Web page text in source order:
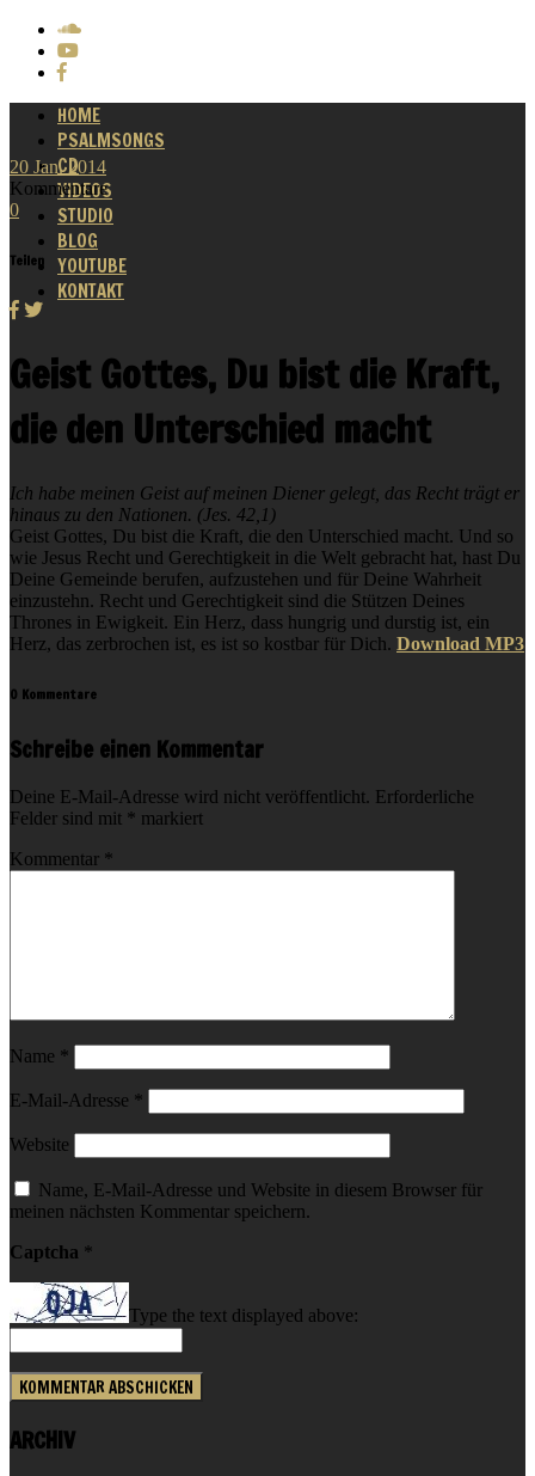
HOME
PSALMSONGS
CD
VIDEOS
STUDIO
BLOG
YOUTUBE
KONTAKT
20 Jan. 2014
Kommentare
0
Teilen
Geist Gottes, Du bist die Kraft,
die den Unterschied macht
Ich habe meinen Geist auf meinen Diener gelegt, das Recht trägt er
hinaus zu den Nationen. (Jes. 42,1)
Geist Gottes, Du bist die Kraft, die den Unterschied macht. Und so
wie Jesus Recht und Gerechtigkeit in die Welt gebracht hat, hast Du
Deine Gemeinde berufen, aufzustehen und für Deine Wahrheit
einzustehn. Recht und Gerechtigkeit sind die Stützen Deines
Thrones in Ewigkeit. Ein Herz, dass hungrig und durstig ist, ein
Herz, das zerbrochen ist, es ist so kostbar für Dich. Download MP3
0 Kommentare
Schreibe einen Kommentar
Deine E-Mail-Adresse wird nicht veröffentlicht. Erforderliche
Felder sind mit * markiert
Kommentar *
Name *
E-Mail-Adresse *
Website
Name, E-Mail-Adresse und Website in diesem Browser für
meinen nächsten Kommentar speichern.
Captcha *
Type the text displayed above:
ARCHIV